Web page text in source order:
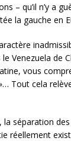
– qu’il n’y a
la gauche en
Venezuela de
vous
Tout cela relève
la séparation des
réellement